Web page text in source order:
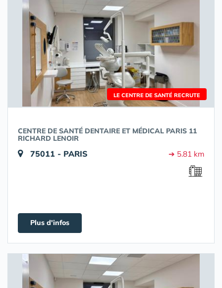
LE CENTRE DE SANTÉ RECRUTE
CENTRE DE SANTÉ DENTAIRE ET MÉDICAL PARIS 11
RICHARD LENOIR
75011 - PARIS ➔ 5.81 km
Plus d'infos